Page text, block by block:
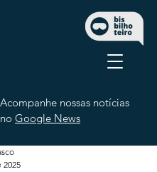
Acompanhe nossas notícias
no Google News
2025